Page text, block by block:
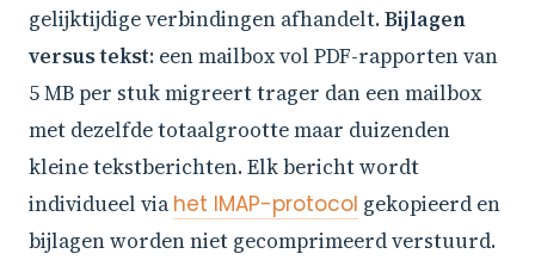
gelijktijdige verbindingen afhandelt.Bijlagen
versus tekst: een mailbox vol PDF-rapporten van
5 MB per stuk migreert trager dan een mailbox
met dezelfde totaalgrootte maar duizenden
kleine tekstberichten. Elk bericht wordt
individueel via het IMAP-protocol gekopieerd en
bijlagen worden niet gecomprimeerd verstuurd.